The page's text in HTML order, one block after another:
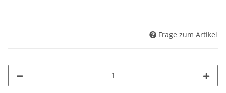
Frage zum Artikel